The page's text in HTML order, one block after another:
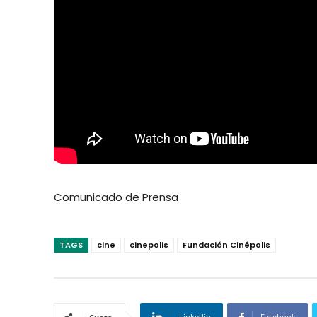
Comunicado de Prensa
TAGS cine cinepolis Fundación Cinépolis